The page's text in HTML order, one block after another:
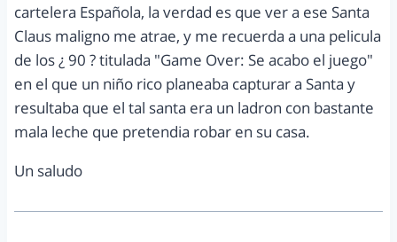
cartelera Española, la verdad es que ver a ese Santa
Claus maligno me atrae, y me recuerda a una pelicula
de los ¿ 90 ? titulada "Game Over: Se acabo el juego"
en el que un niño rico planeaba capturar a Santa y
resultaba que el tal santa era un ladron con bastante
mala leche que pretendia robar en su casa.
Un saludo